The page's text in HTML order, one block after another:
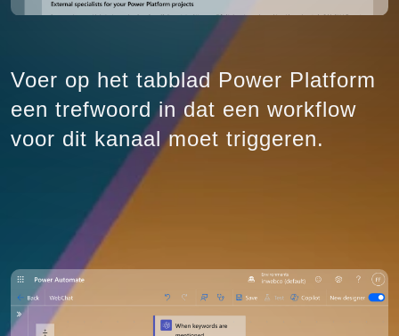
Voer op het tabblad Power Platform
een trefwoord in dat een workflow
voor dit kanaal moet triggeren.